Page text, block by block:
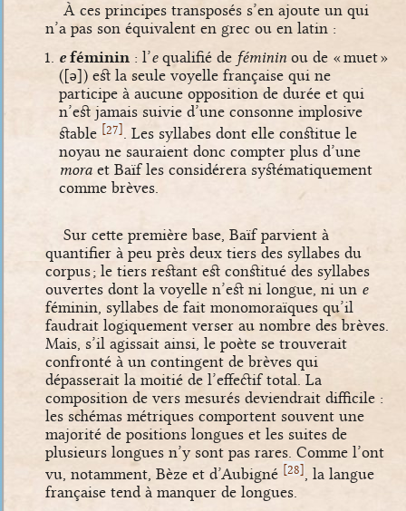
À ces principes transposés s’en ajoute un qui
n’a pas son équivalent en grec ou en latin :
eféminin : l’equalifié de fémininou de « muet »
([ə]) est la seule voyelle française qui ne
participe à aucune opposition de durée et qui
n’est jamais suivie d’une consonne implosive
stable [27]. Les syllabes dont elle constitue le
noyau ne sauraient donc compter plus d’une
mora et Baïf les considérera systématiquement
comme brèves.
Sur cette première base, Baïf parvient à
quantifier à peu près deux tiers des syllabes du
corpus ; le tiers restant est constitué des syllabes
ouvertes dont la voyelle n’est ni longue, ni un e
féminin, syllabes de fait monomoraïques qu’il
faudrait logiquement verser au nombre des brèves.
Mais, s’il agissait ainsi, le poète se trouverait
confronté à un contingent de brèves qui
dépasserait la moitié de l’effectif total. La
composition de vers mesurés deviendrait difficile :
les schémas métriques comportent souvent une
majorité de positions longues et les suites de
plusieurs longues n’y sont pas rares. Comme l’ont
vu, notamment, Bèze et d’Aubigné [28], la langue
française tend à manquer de longues.